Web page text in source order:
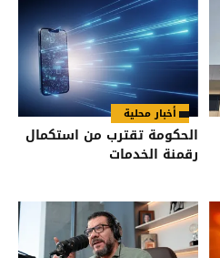
أخبار محلية
الحكومة تقترب من استكمال
رقمنة الخدمات